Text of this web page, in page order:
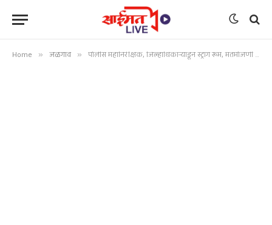
Home » जळगाव » पोलीस महानिरीक्षक, जिल्हाधिकाऱ्यांडून स्ट्रॉंग रूम, मतमोजणी ठिकाणांची पाहणी